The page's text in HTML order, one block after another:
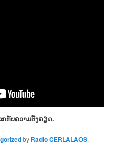
ກກັບຄວາມຕື້ງຄຽດ.
by Radio CERLALAOS.